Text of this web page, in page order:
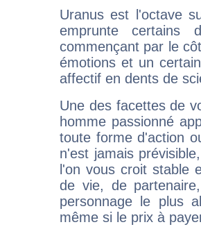
Uranus est l'octave
emprunte
commençant par le
émotions et un
affectif en dents de
Une des facettes de
homme passionné
toute forme d'action
n'est jamais
l'on vous croit stable
de vie, de
personnage le plus
même si le prix à